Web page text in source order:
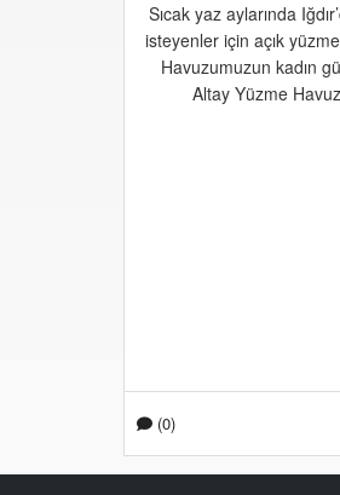
Sıcak yaz aylarında
isteyenler için açık
Havuzumuzun kadın
Altay Yüzme
(0)